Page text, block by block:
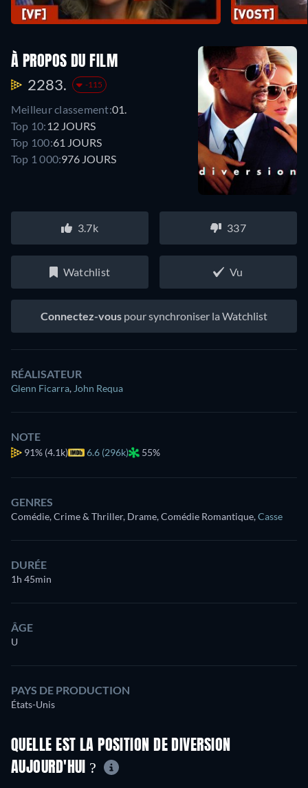
À PROPOS DU FILM
2283. -115
Meilleur classement:01.
Top 10: 12 JOURS
Top 100:61 JOURS
Top 1 000:976 JOURS
3.7k 337
Watchlist Vu
Connectez-vous pour synchroniser la Watchlist
RÉALISATEUR
Glenn Ficarra, John Requa
NOTE
91% (4.1k) 6.6 (296k) 55%
GENRES
Comédie, Crime & Thriller, Drame, Comédie Romantique,Casse
DURÉE
1h 45min
ÂGE
U
PAYS DE PRODUCTION
États-Unis
QUELLE EST LA POSITION DE DIVERSION
AUJOURD'HUI ?